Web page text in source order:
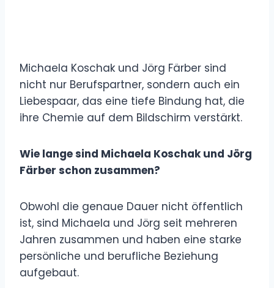
Michaela Koschak und Jörg Färber sind
nicht nur Berufspartner, sondern auch ein
Liebespaar, das eine tiefe Bindung hat, die
ihre Chemie auf dem Bildschirm verstärkt.
Wie lange sind Michaela Koschak und Jörg
Färber schon zusammen?
Obwohl die genaue Dauer nicht öffentlich
ist, sind Michaela und Jörg seit mehreren
Jahren zusammen und haben eine starke
persönliche und berufliche Beziehung
aufgebaut.